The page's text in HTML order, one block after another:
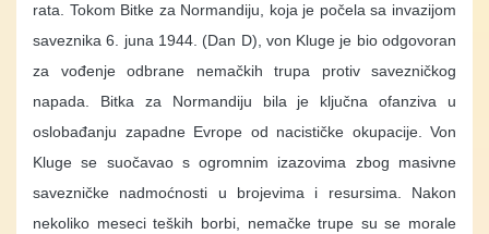
rata. Tokom Bitke za Normandiju, koja je počela sa invazijom
saveznika 6. juna 1944. (Dan D), von Kluge je bio odgovoran
za vođenje odbrane nemačkih trupa protiv savezničkog
napada. Bitka za Normandiju bila je ključna ofanziva u
oslobađanju zapadne Evrope od nacističke okupacije. Von
Kluge se suočavao s ogromnim izazovima zbog masivne
savezničke nadmoćnosti u brojevima i resursima. Nakon
nekoliko meseci teških borbi, nemačke trupe su se morale